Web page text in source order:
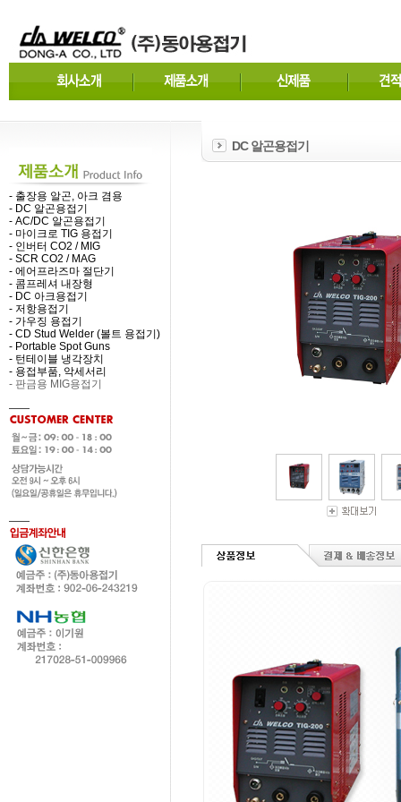
- 출장용 알곤, 아크 겸용
- DC 알곤용접기
- AC/DC 알곤용접기
- 마이크로 TIG 용접기
- 인버터 CO2 / MIG
- SCR CO2 / MAG
- 에어프라즈마 절단기
- 콤프레셔 내장형
- DC 아크용접기
- 저항용접기
- 가우징 용접기
- CD Stud Welder (볼트 용접기)
- Portable Spot Guns
- 턴테이블 냉각장치
- 용접부품, 악세서리
- 판금용 MIG용접기
DC 알곤용접기